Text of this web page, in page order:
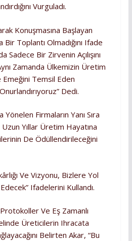
Vurguladı.
Konuşmasına Başlayan
Bir Toplantı Olmadığını Ifade
Sadece Bir Zirvenin Açılışını
Zamanda Ülkemizin Üretim
Emeğini Temsil Eden
Dedi.
Firmaların Yanı Sıra
Uzun Yıllar Üretim Hayatına
De Ödüllendirileceğini
Ve Vizyonu, Bizlere Yol
Ifadelerini Kullandı.
Ve Eş Zamanlı
Üreticilerin Ihracata
Belirten Akar, “Bu